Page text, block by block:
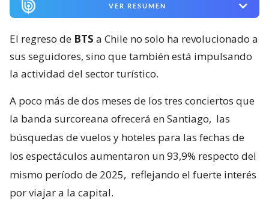
VER RESUMEN
El regreso de BTS a Chile no solo ha revolucionado a
sus seguidores, sino que también está impulsando
la actividad del sector turístico.
A poco más de dos meses de los tres conciertos que
la banda surcoreana ofrecerá en Santiago, las
búsquedas de vuelos y hoteles para las fechas de
los espectáculos aumentaron un 93,9% respecto del
mismo período de 2025, reflejando el fuerte interés
por viajar a la capital.